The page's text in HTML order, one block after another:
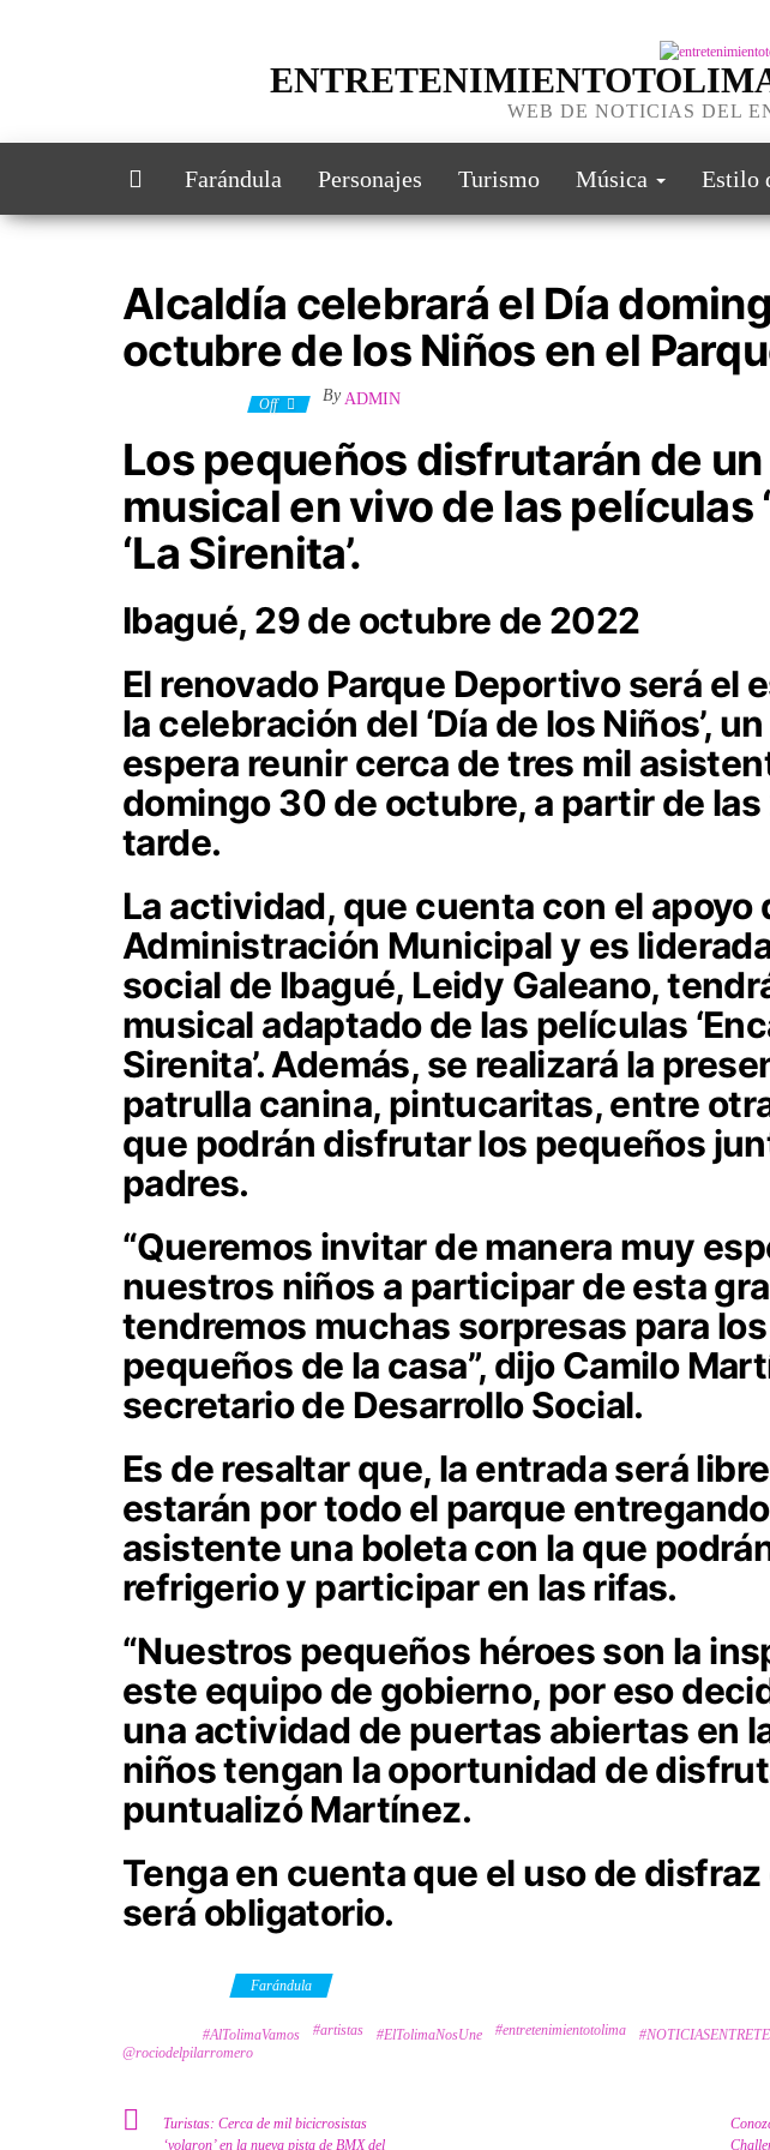
WEB DE NOTICIAS DEL
Farándula Personajes Turismo Música Estilo
Alcaldía celebrará el Día
octubre de los Niños en el
Off By ADMIN
Los pequeños disfrutarán de
musical en vivo de las películas
‘La Sirenita’.
Ibagué, 29 de octubre de 2022
El renovado Parque Deportivo será el
la celebración del ‘Día de los Niños’,
espera reunir cerca de tres mil
domingo 30 de octubre, a partir de
tarde.
La actividad, que cuenta con el apoyo
Administración Municipal y es
social de Ibagué, Leidy Galeano,
musical adaptado de las películas
Sirenita’. Además, se realizará la
patrulla canina, pintucaritas, entre
que podrán disfrutar los pequeños
padres.
“Queremos invitar de manera muy
nuestros niños a participar de esta
tendremos muchas sorpresas para
pequeños de la casa”, dijo Camilo
secretario de Desarrollo Social.
Es de resaltar que, la entrada será
estarán por todo el parque
asistente una boleta con la que
refrigerio y participar en las rifas.
“Nuestros pequeños héroes son la
este equipo de gobierno, por eso
una actividad de puertas abiertas en
niños tengan la oportunidad de
puntualizó Martínez.
Tenga en cuenta que el uso de
será obligatorio.
Farándula
#AlTolimaVamos #artistas #ElTolimaNosUne #entretenimientotolima
@rociodelpilarromero
Turistas: Cerca de mil bicicrosistas
‘volaron’ en la nueva pista de BMX del